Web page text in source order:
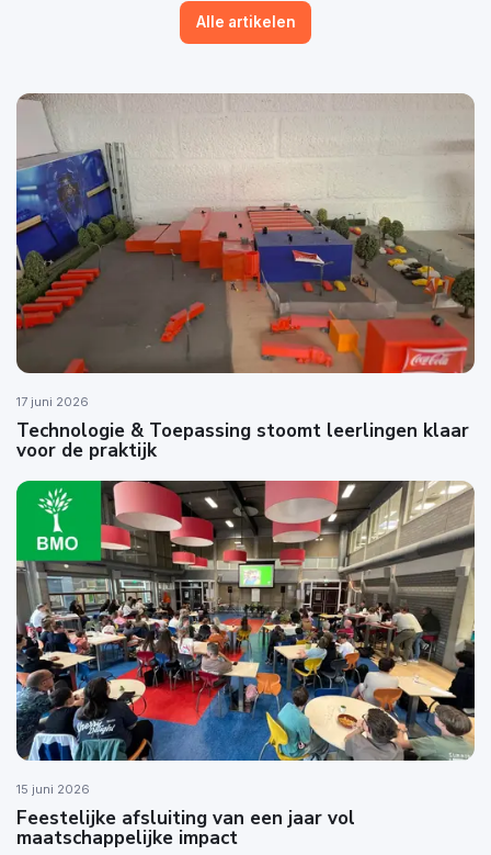
Alle artikelen
17 juni 2026
Technologie & Toepassing stoomt leerlingen klaar
voor de praktijk
15 juni 2026
Feestelijke afsluiting van een jaar vol
maatschappelijke impact